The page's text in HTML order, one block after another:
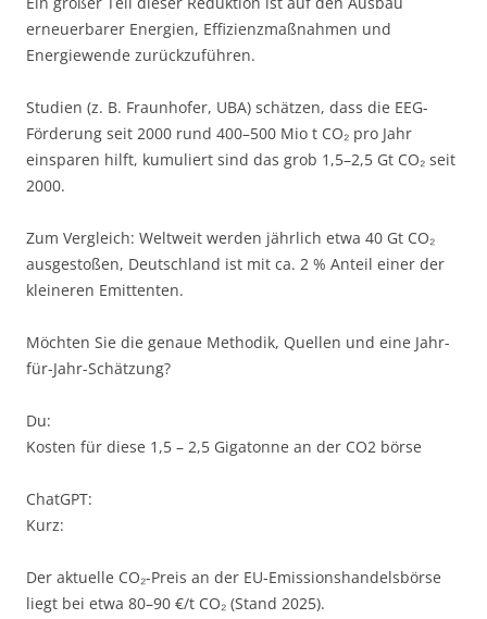
erneuerbarer Energien, Effizienzmaßnahmen und
Energiewende zurückzuführen.
Studien (z. B. Fraunhofer, UBA) schätzen, dass die EEG-
Förderung seit 2000 rund 400–500 Mio t CO₂ pro Jahr
einsparen hilft, kumuliert sind das grob 1,5–2,5 Gt CO₂ seit
2000.
Zum Vergleich: Weltweit werden jährlich etwa 40 Gt CO₂
ausgestoßen, Deutschland ist mit ca. 2 % Anteil einer der
kleineren Emittenten.
Möchten Sie die genaue Methodik, Quellen und eine Jahr-
für-Jahr-Schätzung?
Du:
Kosten für diese 1,5 – 2,5 Gigatonne an der CO2 börse
ChatGPT:
Kurz:
Der aktuelle CO₂-Preis an der EU-Emissionshandelsbörse
liegt bei etwa 80–90 €/t CO₂ (Stand 2025).